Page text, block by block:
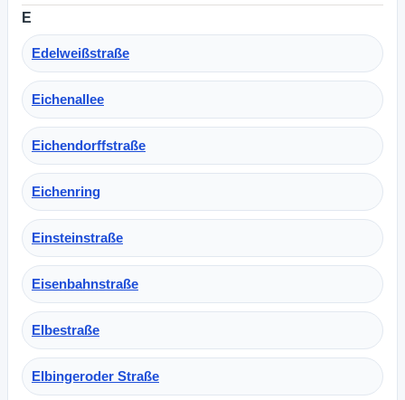
E
Edelweißstraße
Eichenallee
Eichendorffstraße
Eichenring
Einsteinstraße
Eisenbahnstraße
Elbestraße
Elbingeroder Straße